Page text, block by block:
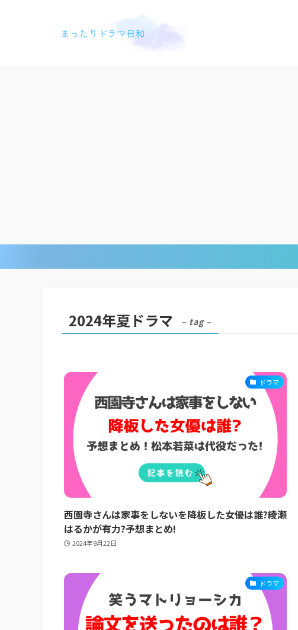
2024年夏ドラマ – tag –
ドラマ
西園寺さんは家事をしないを降板した女優は誰?綾瀬
はるかが有力?予想まとめ!
2024年9月22日
ドラマ